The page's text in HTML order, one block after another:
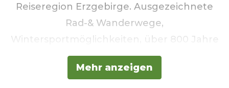
Reiseregion Erzgebirge. Ausgezeichnete
Rad-& Wanderwege,
Wintersportmöglichkeiten, über 800 Jahre
Bergbautradition, weltbekannte
Weihnachtsbräuche & Handwerkskunst
Mehr anzeigen